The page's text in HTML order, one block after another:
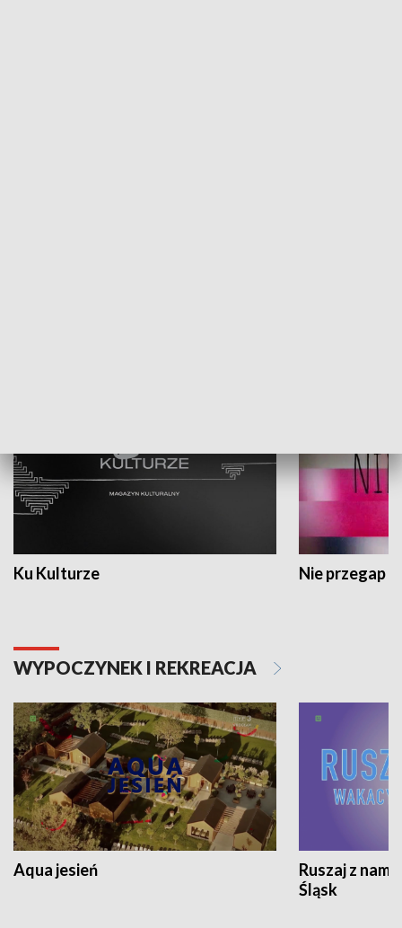
Ku Kulturze Nie przegap
WYPOCZYNEK I REKREACJA
Aqua jesień
Ruszaj z
Śląsk